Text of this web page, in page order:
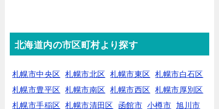
北海道内の市区町村より探す
札幌市中央区 札幌市北区 札幌市東区
札幌市白石区
札幌市豊平区
札幌市南区 札幌市西区
札幌市厚別区
札幌市手稲区
札幌市清田区 函館市 小樽市
旭川市